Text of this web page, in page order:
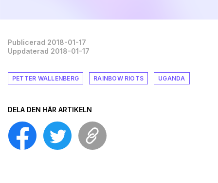
Publicerad 2018-01-17
Uppdaterad 2018-01-17
PETTER WALLENBERG RAINBOW RIOTS UGANDA
DELA DEN HÄR ARTIKELN